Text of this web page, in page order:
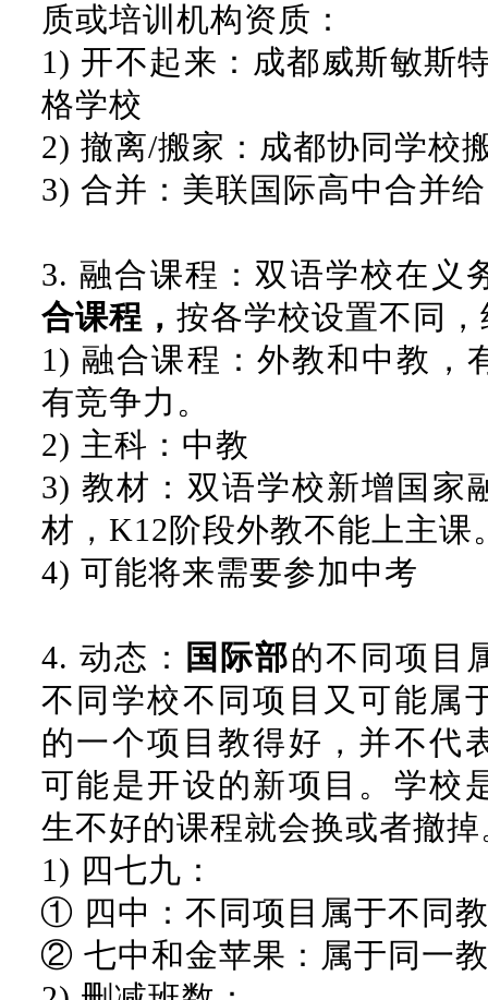
质或培训机构资质：
1) 开不起来：成都威斯敏斯
格学校
2) 撤离/搬家：成都协同学校
3) 合并：美联国际高中合并
3.融合课程：双语学校在义
合课程， 按各学校设置不同，
1)融合课程：外教和中教，
有竞争力。
2) 主科：中教
3)教材：双语学校新增国家
材， K12阶段外教不能上主课
4) 可能将来需要参加中考
4.动态： 国际部的不同项目
不同学校不同项目又可能属
的一个项目教得好，并不代
可能是开设的新项目。学校
生不好的课程就会换或者撤掉
1) 四七九：
① 四中：不同项目属于不同
② 七中和金苹果：属于同一